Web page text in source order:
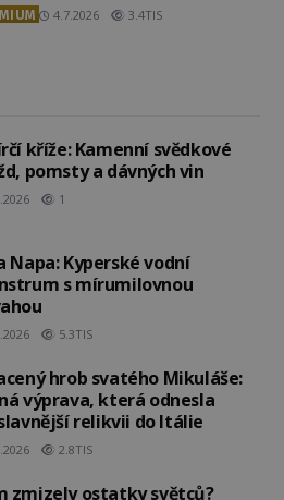
4.7.2026 3.4TIS
kříže: Kamenní svědkové
pomsty a dávných vin
1
Napa: Kyperské vodní
s mírumilovnou
5.3TIS
hrob svatého Mikuláše:
výprava, která odnesla
relikvii do Itálie
2.8TIS
zmizely ostatky světců?